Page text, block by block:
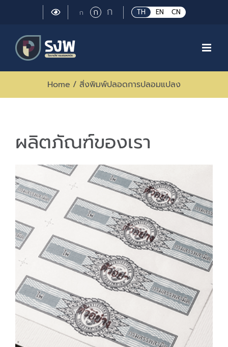
TH EN CN
กSmall
กRegular
font
ก Large
font
Home / สิ่งพิมพ์ปลอดการปลอมแปลง
ผลิตภัณฑ์ของเรา